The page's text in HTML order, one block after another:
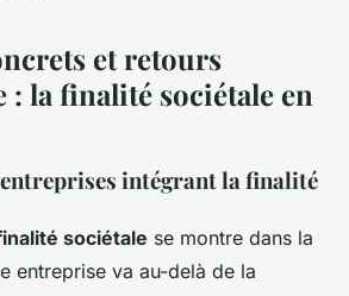
et retours
: la finalité sociétale en
intégrant la finalité
sociétale se montre dans la
entreprise va au-delà de la